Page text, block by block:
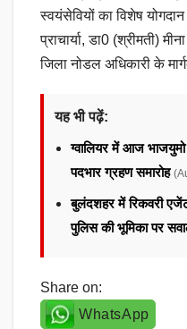
स्वयंसेवियों का विशेष
प्राचार्या, डा0 (श्रीमती)
जिला नोडल अधिकारी के
यह भी पढ़ें:
ग्वालियर में आज भाजयुमो
पदभार ग्रहण समारोह
बुलंदशहर में रिकवरी
पुलिस की भूमिका पर
Share on:
WhatsApp